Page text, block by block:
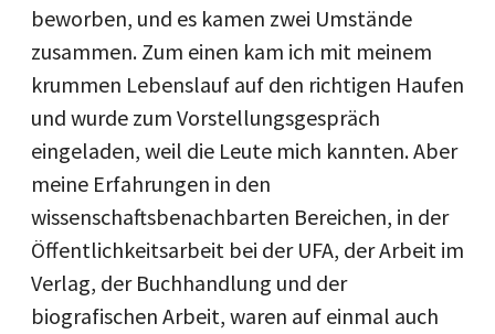
beworben, und es kamen zwei Umstände
zusammen. Zum einen kam ich mit meinem
krummen Lebenslauf auf den richtigen Haufen
und wurde zum Vorstellungsgespräch
eingeladen, weil die Leute mich kannten. Aber
meine Erfahrungen in den
wissenschaftsbenachbarten Bereichen, in der
Öffentlichkeitsarbeit bei der UFA, der Arbeit im
Verlag, der Buchhandlung und der
biografischen Arbeit, waren auf einmal auch